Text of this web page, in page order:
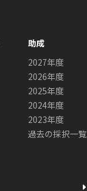
助成
2027年度
2026年度
2025年度
2024年度
2023年度
過去の採択一覧